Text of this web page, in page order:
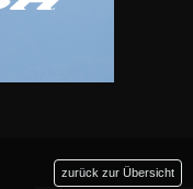
zurück zur Übersicht